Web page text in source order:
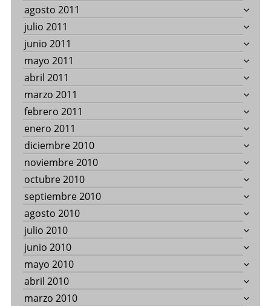
agosto 2011
julio 2011
junio 2011
mayo 2011
abril 2011
marzo 2011
febrero 2011
enero 2011
diciembre 2010
noviembre 2010
octubre 2010
septiembre 2010
agosto 2010
julio 2010
junio 2010
mayo 2010
abril 2010
marzo 2010